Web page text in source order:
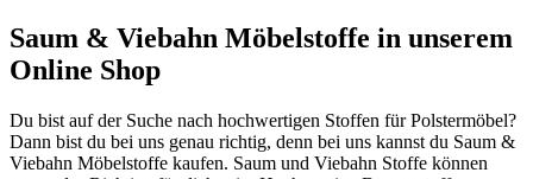
Saum & Viebahn Möbelstoffe in unserem
Online Shop
Du bist auf der Suche nach hochwertigen Stoffen für Polstermöbel?
Dann bist du bei uns genau richtig, denn bei uns kannst du Saum &
Viebahn Möbelstoffe kaufen. Saum und Viebahn Stoffe können